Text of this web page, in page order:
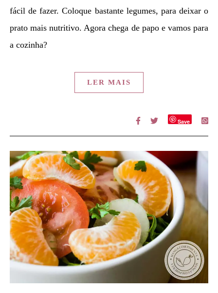
fácil de fazer. Coloque bastante legumes, para deixar o
prato mais nutritivo. Agora chega de papo e vamos para
a cozinha?
LER MAIS
Save